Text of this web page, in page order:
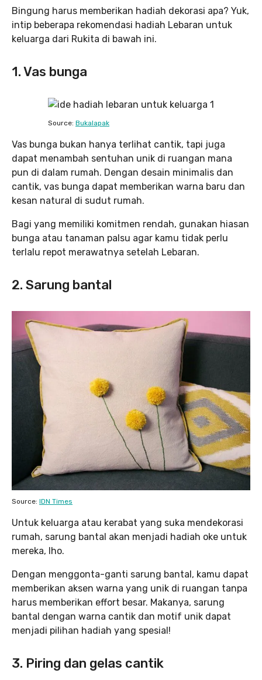
Bingung harus memberikan hadiah dekorasi apa? Yuk,
intip beberapa rekomendasi hadiah Lebaran untuk
keluarga dari Rukita di bawah ini.
1. Vas bunga
Source: Bukalapak
Vas bunga bukan hanya terlihat cantik, tapi juga
dapat menambah sentuhan unik di ruangan mana
pun di dalam rumah. Dengan desain minimalis dan
cantik, vas bunga dapat memberikan warna baru dan
kesan natural di sudut rumah.
Bagi yang memiliki komitmen rendah, gunakan hiasan
bunga atau tanaman palsu agar kamu tidak perlu
terlalu repot merawatnya setelah Lebaran.
2. Sarung bantal
Source: IDN Times
Untuk keluarga atau kerabat yang suka mendekorasi
rumah, sarung bantal akan menjadi hadiah oke untuk
mereka, lho.
Dengan menggonta-ganti sarung bantal, kamu dapat
memberikan aksen warna yang unik di ruangan tanpa
harus memberikan effort besar. Makanya, sarung
bantal dengan warna cantik dan motif unik dapat
menjadi pilihan hadiah yang spesial!
3. Piring dan gelas cantik